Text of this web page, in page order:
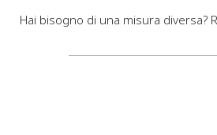
Hai bisogno di una misura diversa?